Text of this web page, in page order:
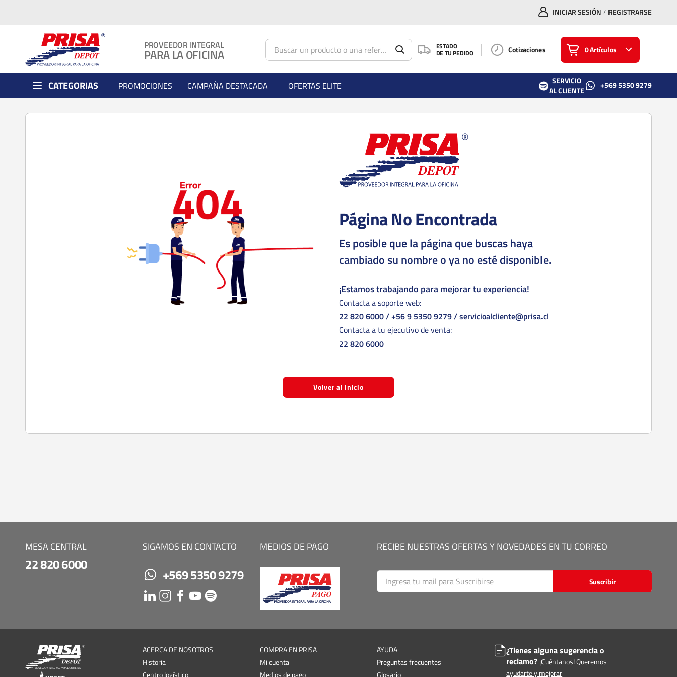
INICIAR SESIÓN / REGISTRARSE
PROVEEDOR INTEGRAL
PARA LA OFICINA
ESTADO
DE TU PEDIDO Cotizaciones 0 Artículos
CATEGORIAS PROMOCIONES CAMPAÑA DESTACADA OFERTAS ELITE
SERVICIO
AL CLIENTE
+569 5350 9279
Página No Encontrada
Es posible que la página que buscas haya
cambiado su nombre o ya no esté disponible.
¡Estamos trabajando para mejorar tu experiencia!
Contacta a soporte web:
22 820 6000/+56 9 5350 9279/servicioalcliente@prisa.cl
Contacta a tu ejecutivo de venta:
22 820 6000
Volver al inicio
MESA CENTRAL
22 820 6000
SIGAMOS EN CONTACTO
+569 5350 9279
MEDIOS DE PAGO RECIBE NUESTRAS OFERTAS Y NOVEDADES EN TU CORREO
Suscribir
ACERCA DE NOSOTROS
Historia
Centro logístico
COMPRA EN PRISA
Mi cuenta
Medios de pago
AYUDA
Preguntas frecuentes
Glosario
¿Tienes alguna sugerencia o
reclamo? ¡Cuéntanos! Queremos
ayudarte y mejorar